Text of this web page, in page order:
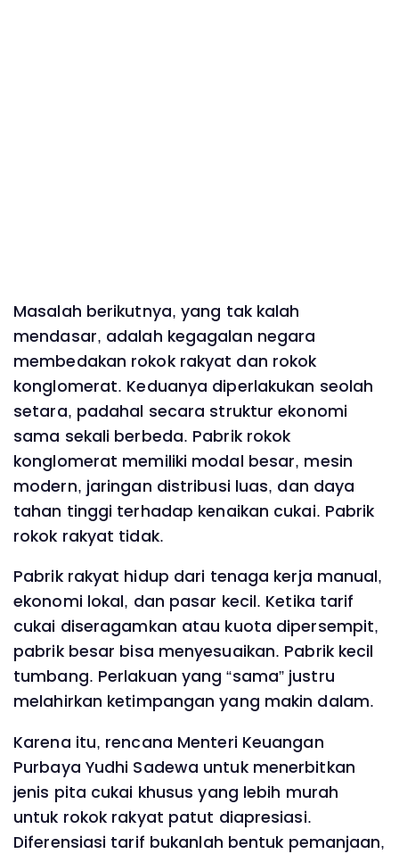
Masalah berikutnya, yang tak kalah
mendasar, adalah kegagalan negara
membedakan rokok rakyat dan rokok
konglomerat. Keduanya diperlakukan seolah
setara, padahal secara struktur ekonomi
sama sekali berbeda. Pabrik rokok
konglomerat memiliki modal besar, mesin
modern, jaringan distribusi luas, dan daya
tahan tinggi terhadap kenaikan cukai. Pabrik
rokok rakyat tidak.
Pabrik rakyat hidup dari tenaga kerja manual,
ekonomi lokal, dan pasar kecil. Ketika tarif
cukai diseragamkan atau kuota dipersempit,
pabrik besar bisa menyesuaikan. Pabrik kecil
tumbang. Perlakuan yang “sama” justru
melahirkan ketimpangan yang makin dalam.
Karena itu, rencana Menteri Keuangan
Purbaya Yudhi Sadewa untuk menerbitkan
jenis pita cukai khusus yang lebih murah
untuk rokok rakyat patut diapresiasi.
Diferensiasi tarif bukanlah bentuk pemanjaan,